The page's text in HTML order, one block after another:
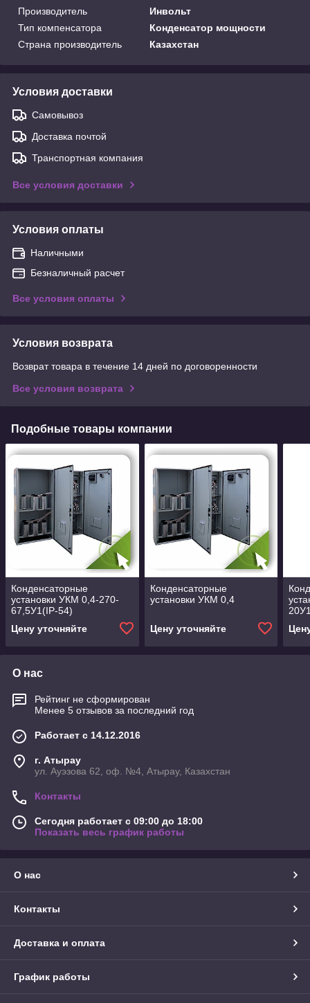
Производитель
Инвольт
Тип компенсатора
Конденсатор мощности
Страна производитель
Казахстан
Условия доставки
Самовывоз
Доставка почтой
Транспортная компания
Все условия доставки
Условия оплаты
Наличными
Безналичный расчет
Все условия оплаты
Условия возврата
Возврат товара в течение 14 дней по договоренности
Все условия возврата
Подобные товары компании
Конденсаторные
установки УКМ 0,4-270-
67,5У1(IP-54)
Цену уточняйте
Конденсаторные
установки УКМ 0,4
Цену уточняйте
О нас
Рейтинг не сформирован
Менее 5 отзывов за последний год
Работает с 14.12.2016
г. Атырау
ул. Ауэзова 62, оф. №4, Атырау, Казахстан
Контакты
Сегодня работает с 09:00 до 18:00
Показать весь график работы
О нас
Контакты
Доставка и оплата
График работы